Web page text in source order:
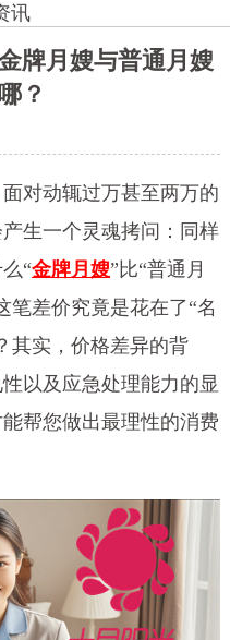
讯
牌月嫂与普通月嫂
？
对动辄过万甚至两万的
生一个灵魂拷问：同样
“金牌月嫂”比“普通月
笔差价究竟是花在了“名
其实，价格差异的背
以及应急处理能力的显
帮您做出最理性的消费